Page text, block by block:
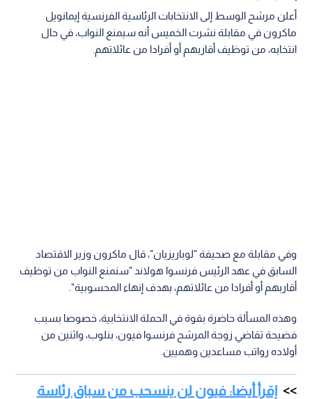
أعلن مرشح الوسط إلى الانتخابات الرئاسية الفرنسية إيمانويل
ماكرون في مقابلة نشرت الخميس أنه سيمنع النواب، في حال
انتخابه، من توظيف أقاربهم أو أفرادا من عائلاتهم.
وفي مقابلة مع صحيفة "لوباريزيان"، قال ماكرون وزير الاقتصاد
السابق في عهد الرئيس فرنسوا هولاند "سنمنع النواب من توظيف
أقاربهم أو أفرادا من عائلاتهم، بهدف إنهاء المحسوبية".
وهذه المسألة حاضرة بقوة في الحملة الانتخابية، خصوصا بسبب
فضيحة تقاضي زوجة المرشح فرنسوا فيون، بنلوب، واثنين من
أولاده رواتب مساعدين وهميين.
إقرأ أيضا: فيون لن ينسحب من سباق رئاسة